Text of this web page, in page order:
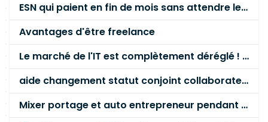
ESN qui paient en fin de mois sans attendre le paiement client ?
Avantages d'être freelance
Le marché de l'IT est complètement déréglé ! STOP à cette mascarade ! Il faut s'unir et résister !
aide changement statut conjoint collaborateur
Mixer portage et auto entrepreneur pendant des années - quel risque ?